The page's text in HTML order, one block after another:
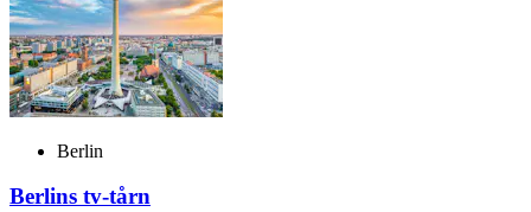
Berlin
Berlins tv-tårn